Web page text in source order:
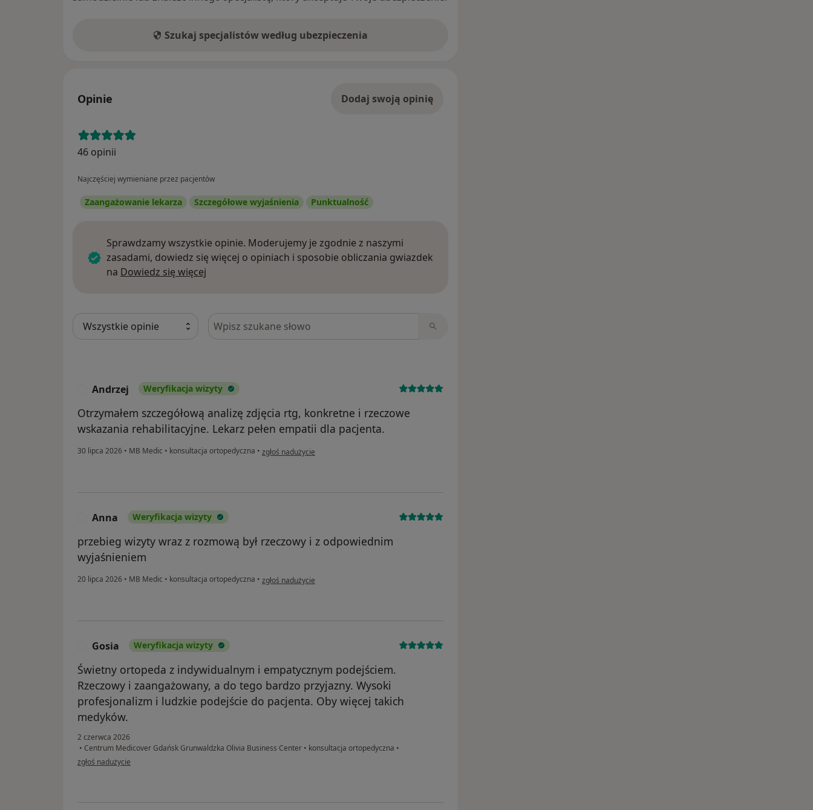
Szukaj specjalistów według ubezpieczenia
Opinie Dodaj swoją opinię
46 opinii
Najczęściej wymieniane przez pacjentów
Zaangażowanie lekarza Szczegółowe wyjaśnienia Punktualność
Sprawdzamy wszystkie opinie. Moderujemy je zgodnie z naszymi
zasadami, dowiedz się więcej o opiniach i sposobie obliczania gwiazdek
na Dowiedz się więcej
Szukaj w opiniach
Andrzej Weryfikacja wizyty
Otrzymałem szczegółową analizę zdjęcia rtg, konkretne i rzeczowe
wskazania rehabilitacyjne. Lekarz pełen empatii dla pacjenta.
30 lipca 2026 • MB Medic • konsultacja ortopedyczna • w opinii użytkownika Andrzej
zgłoś nadużycie
Anna Weryfikacja wizyty
przebieg wizyty wraz z rozmową był rzeczowy i z odpowiednim
wyjaśnieniem
20 lipca 2026 • MB Medic • konsultacja ortopedyczna • w opinii użytkownika Anna
zgłoś nadużycie
Gosia Weryfikacja wizyty
Świetny ortopeda z indywidualnym i empatycznym podejściem.
Rzeczowy i zaangażowany, a do tego bardzo przyjazny. Wysoki
profesjonalizm i ludzkie podejście do pacjenta. Oby więcej takich
medyków.
2 czerwca 2026
• Centrum Medicover Gdańsk Grunwaldzka Olivia Business Center • konsultacja ortopedyczna •
w opinii użytkownika Gosia
zgłoś nadużycie